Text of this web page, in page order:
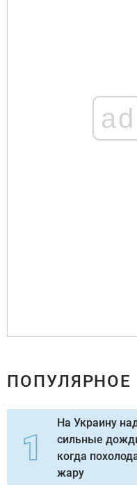
ad
ПОПУЛЯРНОЕ
На Украину
сильные
когда
жару